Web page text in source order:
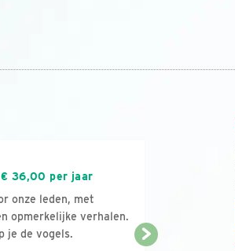
36,00 per jaar
onze leden, met
opmerkelijke verhalen.
je de vogels.